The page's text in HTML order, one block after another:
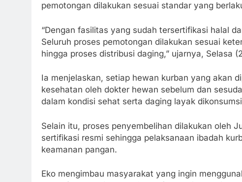
pemotongan dilakukan sesuai standar yang
“Dengan fasilitas yang sudah tersertifikasi halal
Seluruh proses pemotongan dilakukan sesuai
hingga proses distribusi daging,” ujarnya, Selasa
Ia menjelaskan, setiap hewan kurban yang akan
kesehatan oleh dokter hewan sebelum dan
dalam kondisi sehat serta daging layak
Selain itu, proses penyembelihan dilakukan oleh
sertifikasi resmi sehingga pelaksanaan ibadah
keamanan pangan.
Eko mengimbau masyarakat yang ingin